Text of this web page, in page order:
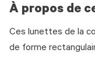
À propos de
Ces lunettes de la
de forme